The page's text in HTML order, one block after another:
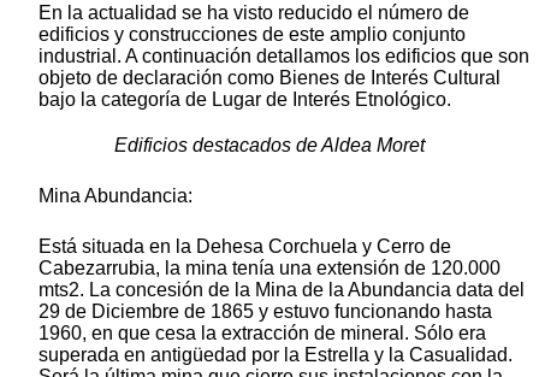
En la actualidad se ha visto reducido el número de
edificios y construcciones de este amplio conjunto
industrial. A continuación detallamos los edificios que son
objeto de declaración como Bienes de Interés Cultural
bajo la categoría de Lugar de Interés Etnológico.
Edificios destacados de Aldea Moret
Mina Abundancia:
Está situada en la Dehesa Corchuela y Cerro de
Cabezarrubia, la mina tenía una extensión de 120.000
mts2. La concesión de la Mina de la Abundancia data del
29 de Diciembre de 1865 y estuvo funcionando hasta
1960, en que cesa la extracción de mineral. Sólo era
superada en antigüedad por la Estrella y la Casualidad.